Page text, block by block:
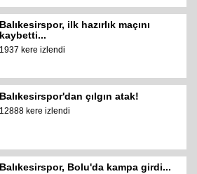
Balıkesirspor, ilk hazırlık maçını
kaybetti...
1937 kere izlendi
Balıkesirspor'dan çılgın atak!
12888 kere izlendi
Balıkesirspor, Bolu'da kampa girdi...